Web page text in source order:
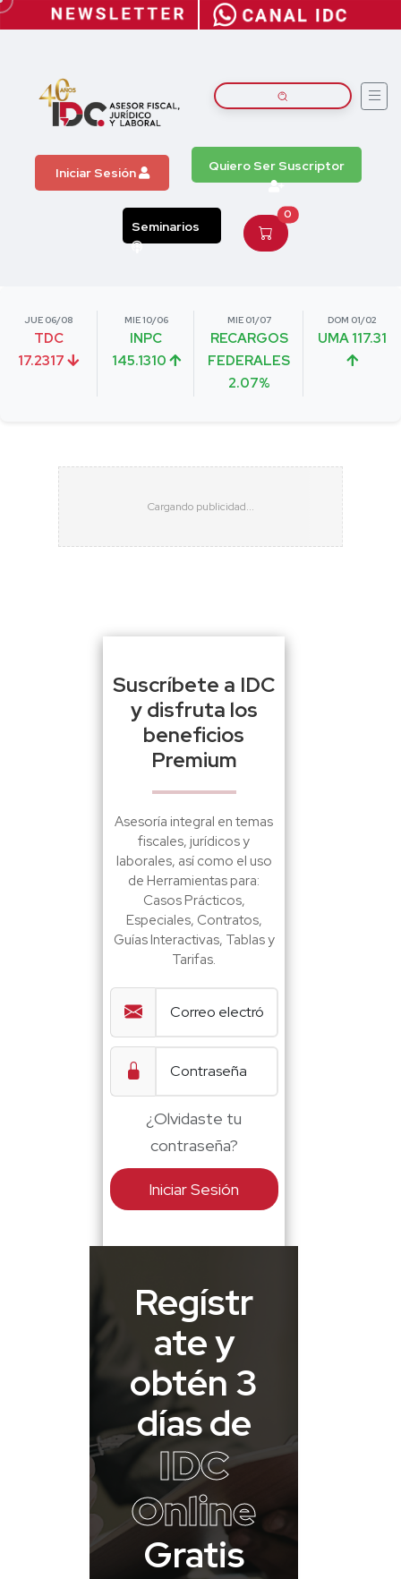
Iniciar Sesión Quiero Ser Suscriptor
Seminarios
0
JUE 06/08
TDC
17.2317
MIE 10/06
INPC
145.1310
MIE 01/07
RECARGOS
FEDERALES
2.07%
DOM 01/02
UMA 117.31
Suscríbete a IDC
y disfruta los
beneficios
Premium
Asesoría integral en temas
fiscales, jurídicos y
laborales, así como el uso
de Herramientas para:
Casos Prácticos,
Especiales, Contratos,
Guías Interactivas, Tablas y
Tarifas.
¿Olvidaste tu
contraseña?
Iniciar Sesión
Regístr
ate y
obtén 3
días de
IDC
Online
Gratis